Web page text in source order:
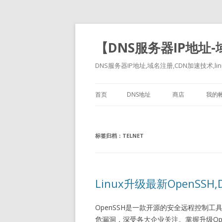
【DNS服务器IP地
DNS服务器IP地址,域名注册,CDN加速技术
首页 DNS地址 商店 我的
标签归档： TELNET
Linux升级最新
OpenSSH是一款开源的安全远程控制工
危漏洞，深受各大企业关注。掌握升级